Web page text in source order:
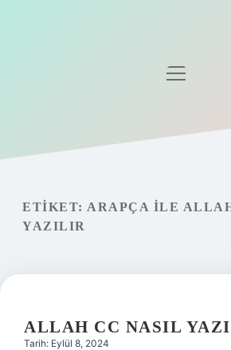
Gizlilik Politikası
menüyü
ETIKET: ARAPÇA ILE
YAZILIR
ALLAH CC NASIL
Tarih: Eylül 8, 2024